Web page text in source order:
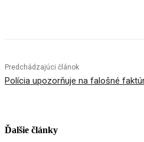
Predchádzajúci článok
Polícia upozorňuje na falošné
Ďalšie články